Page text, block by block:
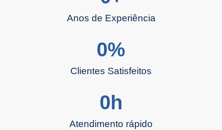
Anos de Experiência
Clientes Satisfeitos
0%
Atendimento rápido
0h